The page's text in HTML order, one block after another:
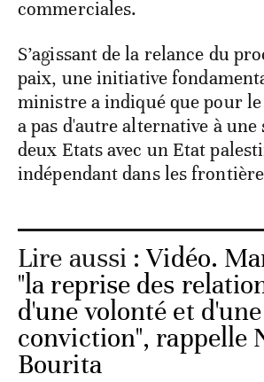
commerciales.
S’agissant de la relance du
paix, une initiative
ministre a indiqué que pour
a pas d'autre alternative à
deux Etats avec un Etat
indépendant dans les
Lire aussi :Vidéo.
"la reprise des
d'une volonté et d'une
conviction", rappelle
Bourita